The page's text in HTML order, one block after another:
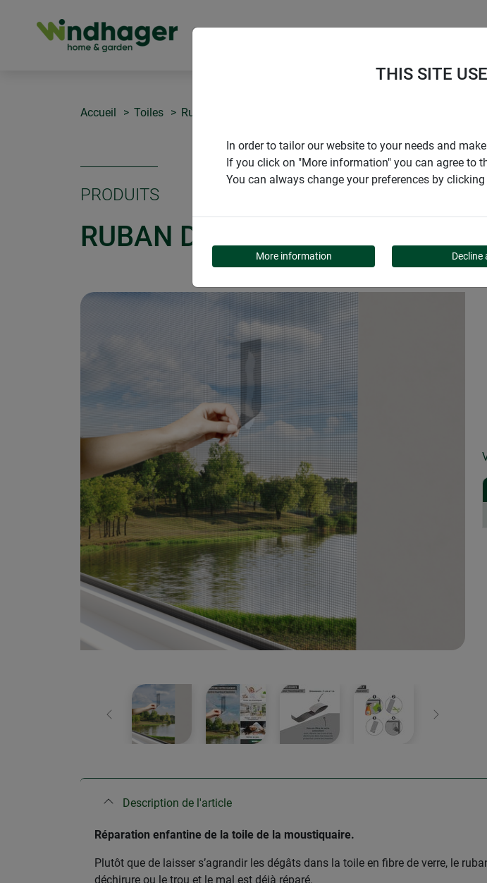
Accueil Toiles Ruban de réparation
PRODUITS
RUBAN DE RÉPARATION
retour Continuer
Description de l'article
Réparation enfantine de la toile de la moustiquaire.
Plutôt que de laisser s’agrandir les dégâts dans la toile en fibre de verre, le
déchirure ou le trou et le mal est déjà réparé.
THIS SITE
In order to tailor our website to your needs and
If you click on "More information" you can agree to
You can always change your preferences by
More information Decline